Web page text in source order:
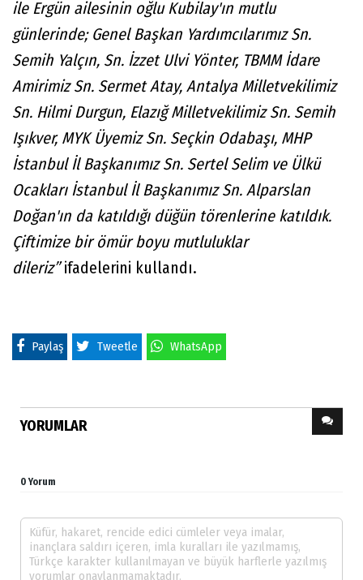
ile Ergün ailesinin oğlu Kubilay'ın mutlu
günlerinde; Genel Başkan Yardımcılarımız Sn.
Semih Yalçın, Sn. İzzet Ulvi Yönter, TBMM İdare
Amirimiz Sn. Sermet Atay, Antalya Milletvekilimiz
Sn. Hilmi Durgun, Elazığ Milletvekilimiz Sn. Semih
Işıkver, MYK Üyemiz Sn. Seçkin Odabaşı, MHP
İstanbul İl Başkanımız Sn. Sertel Selim ve Ülkü
Ocakları İstanbul İl Başkanımız Sn. Alparslan
Doğan'ın da katıldığı düğün törenlerine katıldık.
Çiftimize bir ömür boyu mutluluklar
dileriz”ifadelerini kullandı.
Paylaş Tweetle WhatsApp
YORUMLAR
0 Yorum